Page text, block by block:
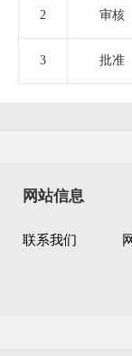
2 审核
3 批准
网站信息
联系我们